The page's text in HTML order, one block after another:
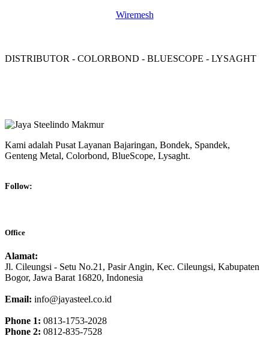
Wiremesh
DISTRIBUTOR - COLORBOND - BLUESCOPE - LYSAGHT
Kami adalah Pusat Layanan Bajaringan, Bondek, Spandek,
Genteng Metal, Colorbond, BlueScope, Lysaght.
Follow:
Office
Alamat:
Jl. Cileungsi - Setu No.21, Pasir Angin, Kec. Cileungsi, Kabupaten
Bogor, Jawa Barat 16820, Indonesia
Email: info@jayasteel.co.id
Phone 1: 0813-1753-2028
Phone 2: 0812-835-7528